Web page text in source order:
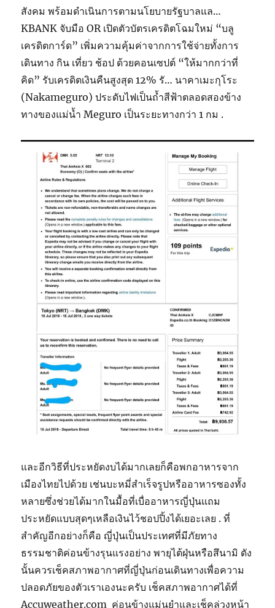
สังคม พร้อมดำเนินการตามนโยบายรัฐบาลแล…
KBANK จับมือ OR เปิดตัวบัตรเครดิตโฉมใหม่ “บลู
เครดิตการ์ด” เพิ่มความคุ้มค่าจากการใช้จ่ายทั้งการ
เดินทาง กิน เที่ยว ช้อป ด้วยคอนเซปต์ “ให้มากกว่าที่
คิด” รับเครดิตเงินคืนสูงสุด 12% รั… นาคาเมะกุโระ
(Nakameguro) ประดับไฟเป็นถ้ำสีฟ้าตลอดสองข้าง
ทางของแม่น้ำ Meguro เป็นระยะทางกว่า 1 กม .
และอีกวิธีที่ประหยัดงบได้มากเลยก็คือพกอาหารจาก
เมืองไทยไปด้วย เช่นบะหมี่สำเร็จรูปหรืออาหารซองทั้ง
หลายซึ่งช่วยได้มากในมื้อที่เบื่ออาหารญี่ปุ่นแถม
ประหยัดแบบสุดๆเหลือเงินไว้ชอปปิ้งได้เยอะเลย . ที่
สำคัญอีกอย่างก็คือ ญี่ปุ่นเป็นประเทศที่มีภัยทาง
ธรรมชาติค่อนข้างรุนแรงอย่าง พายุไต้ฝุ่นหรือสึนามิ ดัง
นั้นควรเช็คสภาพอากาศที่ญี่ปุ่นก่อนเดินทางเพื่อความ
ปลอดภัยของตัวเราเองนะครับ เช็คสภาพอากาศได้ที่
Accuweather.com ค่อนข้างแม่นยำและเช็คล่วงหน้า